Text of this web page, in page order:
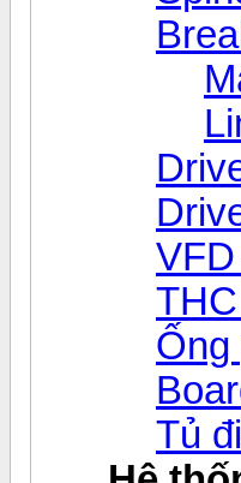
Ống
Tủ